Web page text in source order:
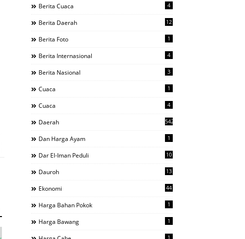
Berita Cuaca 4
Berita Daerah 12
Berita Foto 1
Berita Internasional 4
Berita Nasional 3
Cuaca 1
Cuaca 4
Daerah 542
Dan Harga Ayam 1
Dar El-Iman Peduli 10
Dauroh 13
Ekonomi 44
Harga Bahan Pokok 1
Harga Bawang 1
1